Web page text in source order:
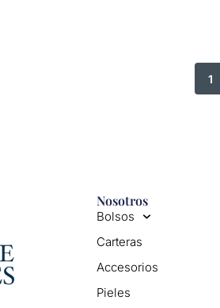
1
Nosotros
Bolsos
Carteras
Accesorios
Pieles